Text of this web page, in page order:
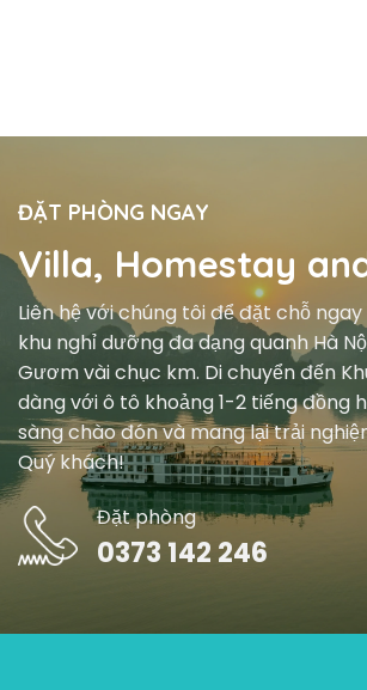
ĐẶT PHÒNG NGAY
Villa, Homestay
Liên hệ với chúng tôi để đặt chỗ
khu nghỉ dưỡng đa dạng quanh Hà
Gươm vài chục km. Di chuyển đến
dàng với ô tô khoảng 1-2 tiếng đồng
sàng chào đón và mang lại trải
Quý khách!
Đặt phòng
0373 142 246